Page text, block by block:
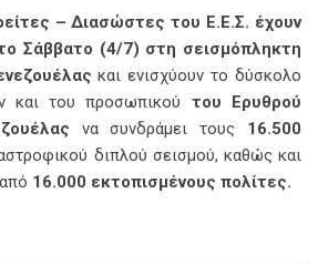
– Διασώστες του Ε.Ε.Σ. έχουν
Σάββατο (4/7) στη σεισμόπληκτη
και ενισχύουν το δύσκολο
και του προσωπικού του Ερυθρού
να συνδράμει τους 16.500
διπλού σεισμού, καθώς και
16.000 εκτοπισμένους πολίτες.